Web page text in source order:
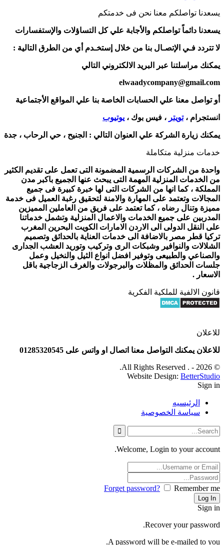
يسعدنا تواصلكم معنا نحن فى خدمتكم
يسعدنا دائماً تواصلكم والأجابة علي كل التساؤلات والإستفسارات
لا تتردد فـي الإتصـال بنا من خلال إستخـدم أي من الطرق التالية :
يمكنك مراسلتنا عبر البريد الالكتروني التالي
elwaadycompany@gmail.com
أو تواصل معنا علي الحسابات الخاصة بنا علي المواقع الأجتماعية
انستجرام ،تويتر ، فيس بوك ، يوتيوب
يمكنك زيارة الشركة علي العنوان التالي : الجنيح ، حي الرحاب ، جدة
خدمات منزلية متكاملة
واحدة من الشركات الرسمية المضمونة التى تعمل على تقديم الكثير
من الخدمات المنزلية المهمة التى يبحث عنها الجميع باكبر مدن
المملكة ، كما انها من الشركات التى لها خبرة كبيرة فى جميع
المجالات وتعتمد على المهارة والامنة لتحقيق رغبة العميل فى خدمة
مميزة وتنال رضاه ، كما تعتمد على فريق من العاملين المميزين
المدربين على جميع الخدمات والاعمال المنزلية وتشمل خدماتنا
على النقل الدولى الى الاردن الامارات الكويت البحرين المغرب
تركيا قطر مصر بالاضافة الى خدمات العناية بالحدائق وتصميم
الشلالات والنوافير وشبكات الرى وتركيب وتوريد العشب الجدارى
والصناعي والطبيعى وتوفير افضل انواع الثيل والنخيل وعمل
جلسات الحدائق والمظلات والبرجولات والغرف الزجاجية باقل
الاسعار .
قانون الالفية للملكية الفكرية
للاعلان
للاعلان يمكنك التواصل معنا اتصال او واتس على 01285320545
© 2026 - . All Rights Reserved.
Website Design: BetterStudio
Sign in
الرئيسيه
سياسة الخصوصية
Welcome, Login to your account.
Forget password? Remember me
Sign in
Recover your password.
A password will be e-mailed to you.